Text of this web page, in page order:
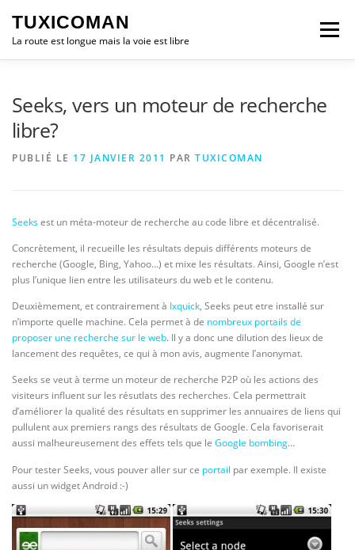
contenu
TUXICOMAN
La route est longue mais la voie est libre
Menu
Seeks, vers un moteur de recherche
libre?
PUBLIÉ LE 17 JANVIER 2011 PAR TUXICOMAN
Seeksest un méta-moteur de recherche au code libre et décentralisé.
Concrètement, il recueille les résultats depuis différents moteurs de
recherche (Google, Bing, Yahoo…) et mixe les résultats. Ainsi, Google n’est
plus l’unique lien entre les utilisateurs du web et le contenu.
Deuxièmement, et contrairement à Ixquick, Seeks peut etre installé sur
n’importe quelle machine. Cela permet à de nombreux portails de
proposer une recherche sur le web. Il y a donc une dilution des lieux de
lancement des requêtes, ce qui à mon avis, augmente l’anonymat.
Seeks se veut à terme un moteur de recherche P2P où les actions des
visiteurs influent sur les résutlats des recherches. Cela permettrait
d’améliorer la qualité des résultats en supprimer les annuaires de liens qui
pullulent aux premiers rangs des résultats de Google. Cela favoriserait
aussi malheureusement des effets tels que le Google bombing…
Pour tester Seeks, vous pouver aller sur ce portail par exemple. Il existe
aussi un widget Android :-)